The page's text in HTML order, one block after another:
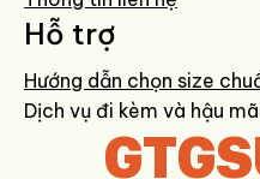
Hỗ trợ
Hướng dẫn chọn size
Dịch vụ đi kèm và hậu